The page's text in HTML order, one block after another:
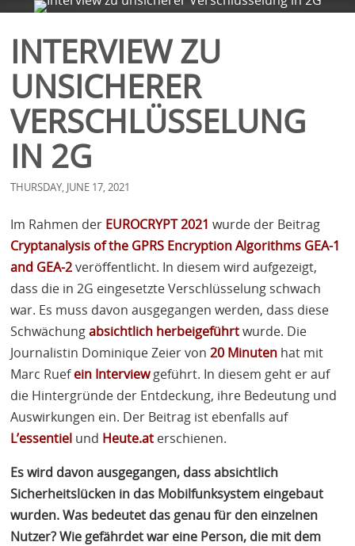
INTERVIEW ZU
UNSICHERER
VERSCHLÜSSELUNG
IN 2G
THURSDAY, JUNE 17, 2021
Im Rahmen der EUROCRYPT2021 wurde der Beitrag
Cryptanalysis of the GPRS Encryption Algorithms GEA-1
and GEA-2veröffentlicht. In diesem wird aufgezeigt,
dass die in 2G eingesetzte Verschlüsselung schwach
war. Es muss davon ausgegangen werden, dass diese
Schwächungabsichtlich herbeigeführtwurde. Die
Journalistin Dominique Zeier von20 Minuten hat mit
Marc Ruefein Interviewgeführt. In diesem geht er auf
die Hintergründe der Entdeckung, ihre Bedeutung und
Auswirkungen ein. Der Beitrag ist ebenfalls auf
L’essentiel und Heute.at erschienen.
Es wird davon ausgegangen, dass absichtlich
Sicherheitslücken in das Mobilfunksystem eingebaut
wurden. Was bedeutet das genau für den einzelnen
Nutzer? Wie gefährdet war eine Person, die mit dem